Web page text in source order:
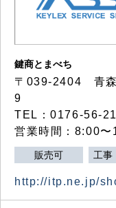
鍵商とまべち
〒039-2404 青森
9
TEL：0176-56-
営業時間：8:00〜
販売可 工事
http://itp.ne.jp/